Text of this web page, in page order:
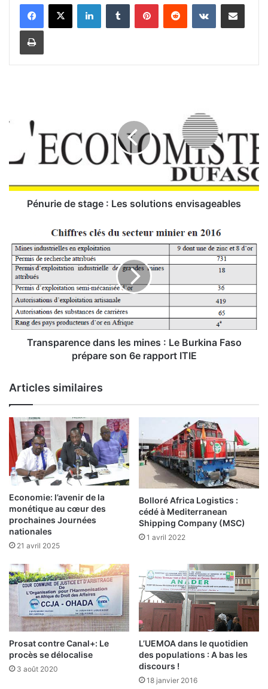
e
e
e
L
s
s
i
o
n
v
i
s
g
e
a
l
e
s
Pénurie de stage : Les solutions envisageables
a
n
p
a
e
a
n
s
s
m
i
n
e
s
:
e
B
u
r
i
n
a
F
Transparence dans les mines : Le Burkina Faso
prépare son 6e rapport ITIE
Articles similaires
Economie: l’avenir de la
monétique au cœur des
prochaines Journées
nationales
21 avril 2025
Bolloré Africa Logistics :
cédé à Mediterranean
Shipping Company (MSC)
1 avril 2022
Prosat contre Canal+: Le
procès se délocalise
3 août 2020
L’UEMOA dans le quotidien
des populations : A bas les
discours !
18 janvier 2016